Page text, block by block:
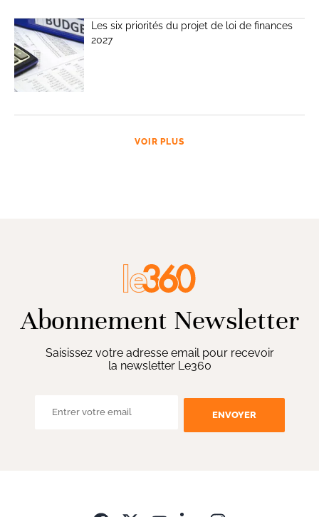
Les six priorités du projet de loi de finances
2027
VOIR PLUS
Abonnement Newsletter
Saisissez votre adresse email pour recevoir
la newsletter Le360
ENVOYER